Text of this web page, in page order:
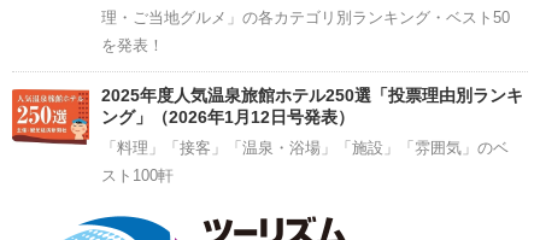
理・ご当地グルメ」の各カテゴリ別ランキング・ベスト50
を発表！
2025年度人気温泉旅館ホテル250選「投票理由別ランキ
ング」（2026年1月12日号発表）
「料理」「接客」「温泉・浴場」「施設」「雰囲気」のベ
スト100軒